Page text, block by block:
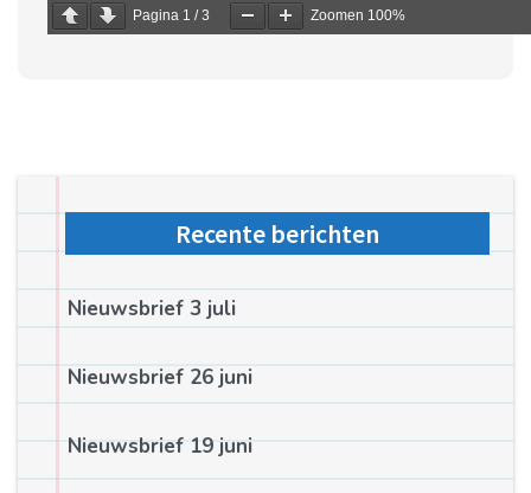
Pagina 1 /3 Zoomen 100%
Recente berichten
Nieuwsbrief 3 juli
Nieuwsbrief 26 juni
Nieuwsbrief 19 juni